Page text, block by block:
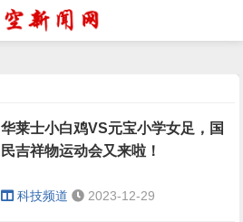
华莱士小白鸡VS元宝小学女足，国
民吉祥物运动会又来啦！
科技频道 2023-12-29